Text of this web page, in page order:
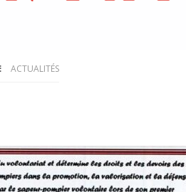
ACTUALITÉS